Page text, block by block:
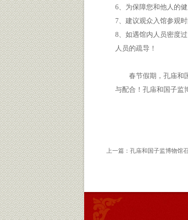
6、为保障您和他人的
7、建议观众入馆参观
8、如遇馆内人员密度
人员的疏导！
春节假期，孔庙和
与配合！孔庙和国子监
上一篇： 孔庙和国子监博物馆